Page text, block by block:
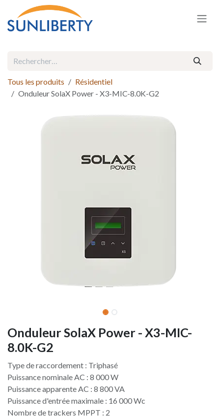
Se rendre au contenu
Tous les produits
Résidentiel
Onduleur SolaX Power - X3-MIC-8.0K-G2
Onduleur SolaX Power - X3-MIC-
8.0K-G2
Type de raccordement : Triphasé
Puissance nominale AC : 8 000 W
Puissance apparente AC : 8 800 VA
Puissance d'entrée maximale : 16 000 Wc
Nombre de trackers MPPT : 2